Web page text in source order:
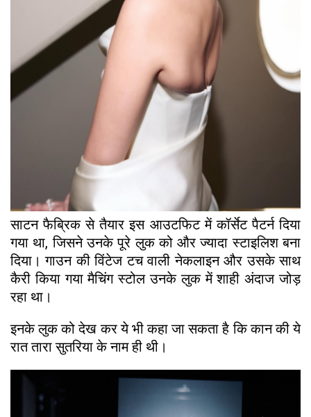
साटन फैब्रिक से तैयार इस आउटफिट में कॉर्सेट पैटर्न दिया
गया था, जिसने उनके पूरे लुक को और ज्यादा स्टाइलिश बना
दिया। गाउन की विंटेज टच वाली नेकलाइन और उसके साथ
कैरी किया गया मैचिंग स्टोल उनके लुक में शाही अंदाज जोड़
रहा था।
इनके लुक को देख कर ये भी कहा जा सकता है कि कान की ये
रात तारा सुतरिया के नाम ही थी।